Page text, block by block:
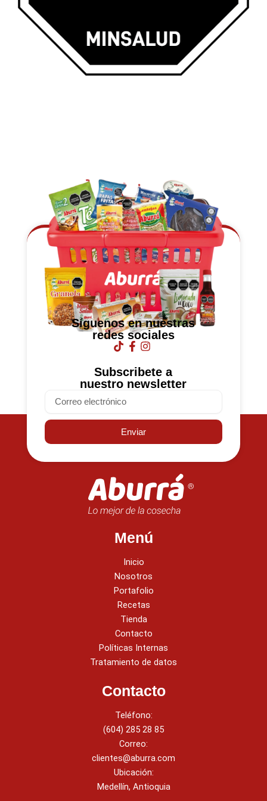
Síguenos en nuestras
redes sociales
Subscribete a
nuestro newsletter
Enviar
Menú
Inicio
Nosotros
Portafolio
Recetas
Tienda
Contacto
Políticas Internas
Tratamiento de datos
Contacto
Teléfono:
(604) 285 28 85
Correo:
clientes@aburra.com
Ubicación:
Medellín, Antioquia